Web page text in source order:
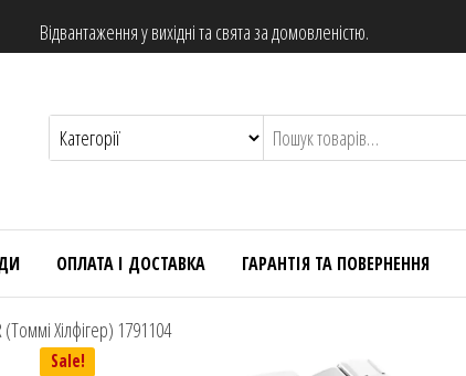
Відвантаження у вихідні та свята за домовленістю.
ОПЛАТА І ДОСТАВКА ГАРАНТІЯ ТА ПОВЕРНЕННЯ
Хілфігер) 1791104
Sale!